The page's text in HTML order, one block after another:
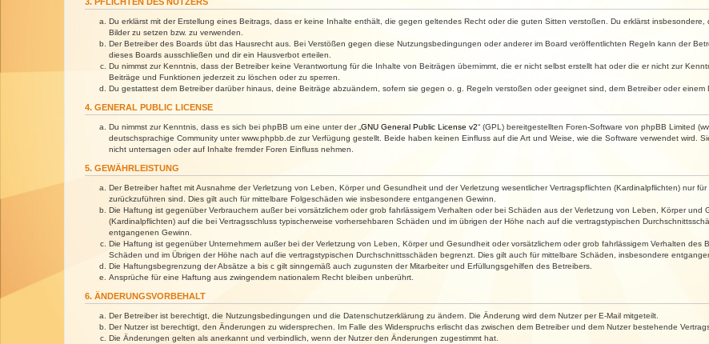
Du erklärst mit der Erstellung eines Beitrags, dass er keine Inhalte enthält, die gegen geltendes Recht oder die guten Sitten verstoßen. Du erklärst
Bilder zu setzen bzw. zu verwenden.
Der Betreiber des Boards übt das Hausrecht aus. Bei Verstößen gegen diese Nutzungsbedingungen oder anderer im Board veröffentlichten Regeln kann der
dieses Boards ausschließen und dir ein Hausverbot erteilen.
Du nimmst zur Kenntnis, dass der Betreiber keine Verantwortung für die Inhalte von Beiträgen übernimmt, die er nicht selbst erstellt hat oder die er nicht zur
Beiträge und Funktionen jederzeit zu löschen oder zu sperren.
Du gestattest dem Betreiber darüber hinaus, deine Beiträge abzuändern, sofern sie gegen o. g. Regeln verstoßen oder geeignet sind, dem Betreiber oder einem
4. GENERAL PUBLIC LICENSE
Du nimmst zur Kenntnis, dass es sich bei phpBB um eine unter der „ GNU General Public License v2“ (GPL) bereitgestellten Foren-Software von phpBB Limited
deutschsprachige Community unter www.phpbb.de zur Verfügung gestellt. Beide haben keinen Einfluss auf die Art und Weise, wie die Software verwendet wird.
nicht untersagen oder auf Inhalte fremder Foren Einfluss nehmen.
5. GEWÄHRLEISTUNG
Der Betreiber haftet mit Ausnahme der Verletzung von Leben, Körper und Gesundheit und der Verletzung wesentlicher Vertragspflichten (Kardinalpflichten) nur
zurückzuführen sind. Dies gilt auch für mittelbare Folgeschäden wie insbesondere entgangenen Gewinn.
Die Haftung ist gegenüber Verbrauchern außer bei vorsätzlichem oder grob fahrlässigem Verhalten oder bei Schäden aus der Verletzung von Leben, Körper und
(Kardinalpflichten) auf die bei Vertragsschluss typischerweise vorhersehbaren Schäden und im übrigen der Höhe nach auf die vertragstypischen
entgangenen Gewinn.
Die Haftung ist gegenüber Unternehmern außer bei der Verletzung von Leben, Körper und Gesundheit oder vorsätzlichem oder grob fahrlässigem Verhalten des
Schäden und im Übrigen der Höhe nach auf die vertragstypischen Durchschnittsschäden begrenzt. Dies gilt auch für mittelbare Schäden, insbesondere
Die Haftungsbegrenzung der Absätze a bis c gilt sinngemäß auch zugunsten der Mitarbeiter und Erfüllungsgehilfen des Betreibers.
Ansprüche für eine Haftung aus zwingendem nationalem Recht bleiben unberührt.
6. ÄNDERUNGSVORBEHALT
Der Betreiber ist berechtigt, die Nutzungsbedingungen und die Datenschutzerklärung zu ändern. Die Änderung wird dem Nutzer per E-Mail mitgeteilt.
Der Nutzer ist berechtigt, den Änderungen zu widersprechen. Im Falle des Widerspruchs erlischt das zwischen dem Betreiber und dem Nutzer bestehende
Die Änderungen gelten als anerkannt und verbindlich, wenn der Nutzer den Änderungen zugestimmt hat.